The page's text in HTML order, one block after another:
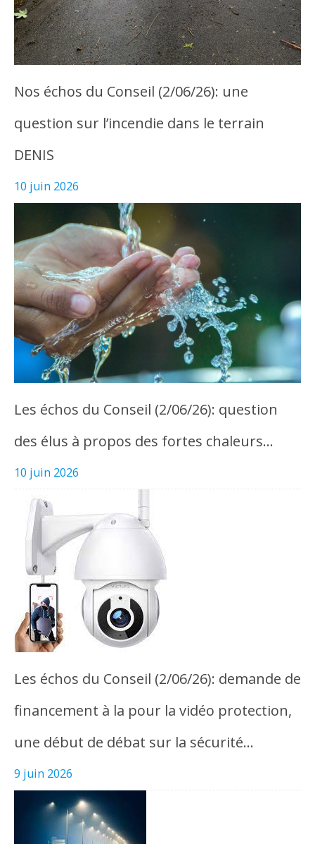
Nos échos du Conseil (2/06/26): une
question sur l’incendie dans le terrain
DENIS
10 juin 2026
Les échos du Conseil (2/06/26): question
des élus à propos des fortes chaleurs…
10 juin 2026
Les échos du Conseil (2/06/26): demande de
financement à la pour la vidéo protection,
une début de débat sur la sécurité…
9 juin 2026